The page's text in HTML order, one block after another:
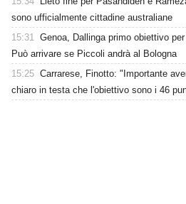
sono ufficialmente cittadine australiane
15:31 Genoa, Dallinga primo obiettivo
Può arrivare se Piccoli andrà al Bologna
15:25 Carrarese, Finotto: "Importante
chiaro in testa che l'obiettivo sono i 46